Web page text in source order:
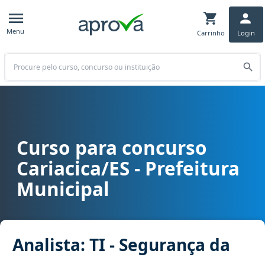
Menu Carrinho Login
Buscar
Curso para concurso Cariacica/ES - Prefeitura Municipal cargo
Curso para concurso
Cariacica/ES - Prefeitura
Municipal
Analista: TI - Segurança da